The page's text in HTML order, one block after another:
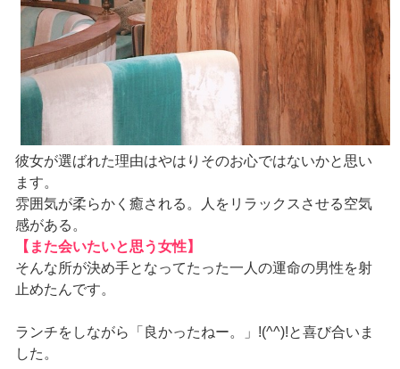
彼女が選ばれた理由はやはりそのお心ではないかと思い
ます。
雰囲気が柔らかく癒される。人をリラックスさせる空気
感がある。
【また会いたいと思う女性】
そんな所が決め手となってたった一人の運命の男性を射
止めたんです。
ランチをしながら「良かったねー。」!(^^)!と喜び合いま
した。